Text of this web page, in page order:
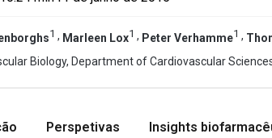
1 , Marleen Lox1 , Peter Verhamme1 ,
Biology, Department of Cardiovascular
Perspetivas Insights